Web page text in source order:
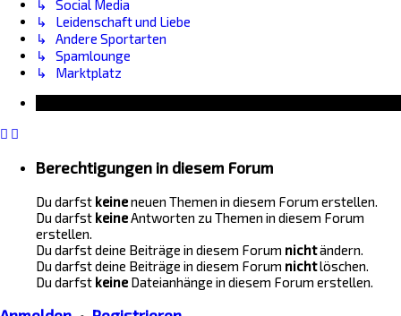
↳ Social Media
↳ Leidenschaft und Liebe
↳ Andere Sportarten
↳ Spamlounge
↳ Marktplatz
Berechtigungen in diesem Forum
Du darfst keineneuen Themen in diesem Forum erstellen.
Du darfst keineAntworten zu Themen in diesem Forum
erstellen.
Du darfst deine Beiträge in diesem Forum nichtändern.
Du darfst deine Beiträge in diesem Forum nichtlöschen.
Du darfst keine Dateianhänge in diesem Forum erstellen.